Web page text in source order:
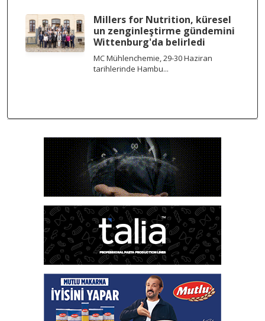
Millers for Nutrition, küresel
un zenginleştirme gündemini
Wittenburg'da belirledi
MC Mühlenchemie, 29-30 Haziran
tarihlerinde Hambu...